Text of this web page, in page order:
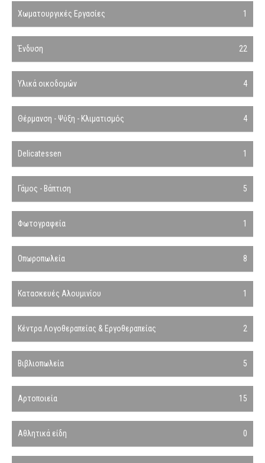
Χωματουργικές Εργασίες 1
Ένδυση 22
Υλικά οικοδομών 4
Θέρμανση - Ψύξη - Κλιματισμός 4
Delicatessen 1
Γάμος - Βάπτιση 5
Φωτογραφεία 1
Οπωροπωλεία 8
Κατασκευές Αλουμινίου 1
Κέντρα Λογοθεραπείας & Εργοθεραπείας 2
Βιβλιοπωλεία 5
Αρτοποιεία 15
Αθλητικά είδη 0